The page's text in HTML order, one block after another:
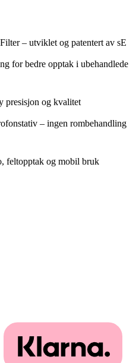
– utviklet og patentert av sE
for bedre opptak i ubehandlede
presisjon og kvalitet
– ingen rombehandling
feltopptak og mobil bruk